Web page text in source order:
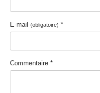
E-mail (obligatoire) *
Commentaire *